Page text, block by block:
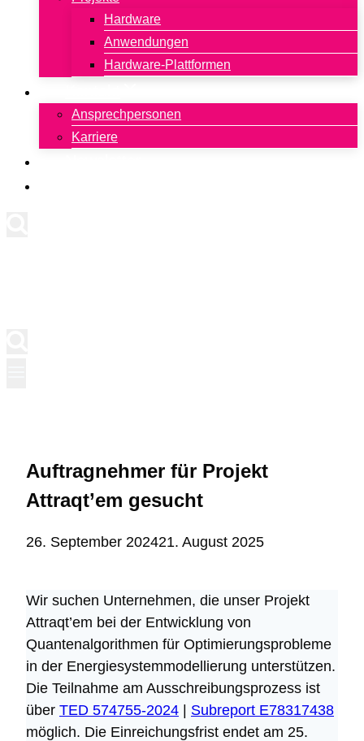
Hardware
Anwendungen
Hardware-Plattformen
Ansprechpersonen
Karriere
Auftragnehmer für Projekt
Attraqt’em gesucht
26. September 202421. August 2025
Wir suchen Unternehmen, die unser Projekt
Attraqt’em bei der Entwicklung von
Quantenalgorithmen für Optimierungsprobleme
in der Energiesystemmodellierung unterstützen.
Die Teilnahme am Ausschreibungsprozess ist
über TED 574755-2024 | Subreport E78317438
möglich. Die Einreichungsfrist endet am 25.